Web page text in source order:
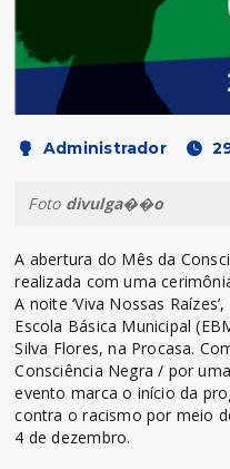
Administrador
Foto divulga��o
A abertura do Mês da
realizada com uma
A noite ‘Viva Nossas
Escola Básica Municipal
Silva Flores, na Procasa.
Consciência Negra / por
evento marca o início da
contra o racismo por meio
4 de dezembro.